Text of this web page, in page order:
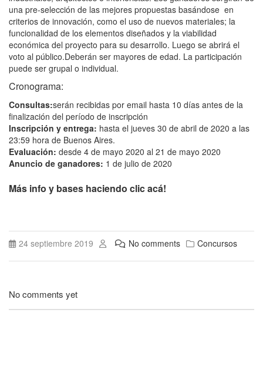
una pre-selección de las mejores propuestas basándose en
criterios de innovación, como el uso de nuevos materiales; la
funcionalidad de los elementos diseñados y la viabilidad
económica del proyecto para su desarrollo. Luego se abrirá el
voto al público.Deberán ser mayores de edad. La participación
puede ser grupal o individual.
Cronograma:
Consultas:serán recibidas por email hasta 10 días antes de la
finalización del período de inscripción
Inscripción y entrega: hasta el jueves 30 de abril de 2020 a las
23:59 hora de Buenos Aires.
Evaluación: desde 4 de mayo 2020 al 21 de mayo 2020
Anuncio de ganadores: 1 de julio de 2020
Más info y bases haciendo clic acá!
24 septiembre 2019 No comments Concursos
No comments yet